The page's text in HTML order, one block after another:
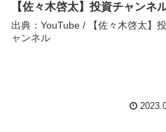
【佐々木啓太】投資チャンネ
出典：YouTube / 【佐々木啓太】
ャンネル